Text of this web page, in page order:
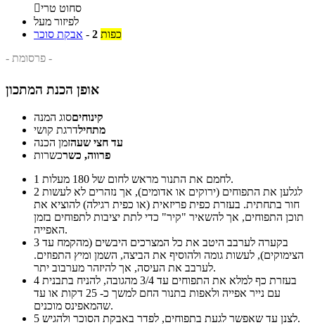
סחוט טרי
לפיזור מעל
אבקת סוכר - 2 כפות
- פרסומת -
אופן הכנת המתכון
קינוחיםסוג המנה
מתחילדרגת קושי
עד חצי שעהזמן הכנה
פרווה, כשרכשרות
1
לחמם את התנור מראש לחום של 180 מעלות.
2
חור בתחתית. בעזרת כפית פריזאית (או כפית רגילה) להוציא את
תוכן התפוחים, אך להשאיר "קיר" כדי לתת יציבות לתפוחים בזמן
האפייה.
3
הצימוקים), לעשות גומה ולהוסיף את הביצה, השמן ומיץ התפוזים.
לערבב את העיסה, אך להיזהר מערבוב יתר.
4
עם נייר אפייה ולאפות בתנור החם למשך כ- 25 דקות או עד
שהמאפינס מוכנים.
5
לצנן עד שאפשר לגעת בתפוחים, לפדר באבקת הסוכר ולהגיש.